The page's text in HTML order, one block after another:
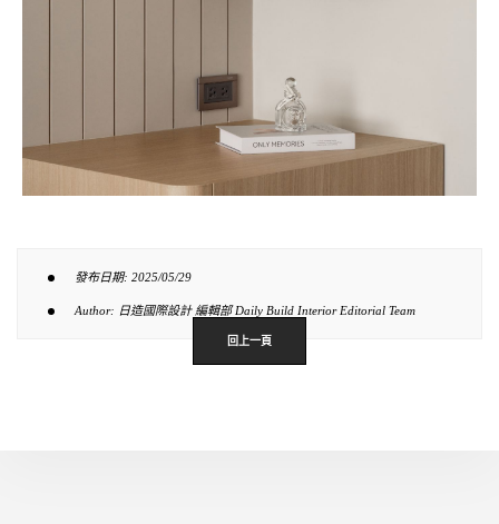
發布日期: 2025/05/29
Author: 日造國際設計 編輯部 Daily Build Interior Editorial Team
回上一頁